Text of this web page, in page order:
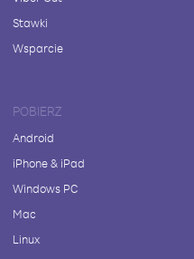
Stawki
Wsparcie
POBIERZ
Android
iPhone & iPad
Windows PC
Mac
Linux